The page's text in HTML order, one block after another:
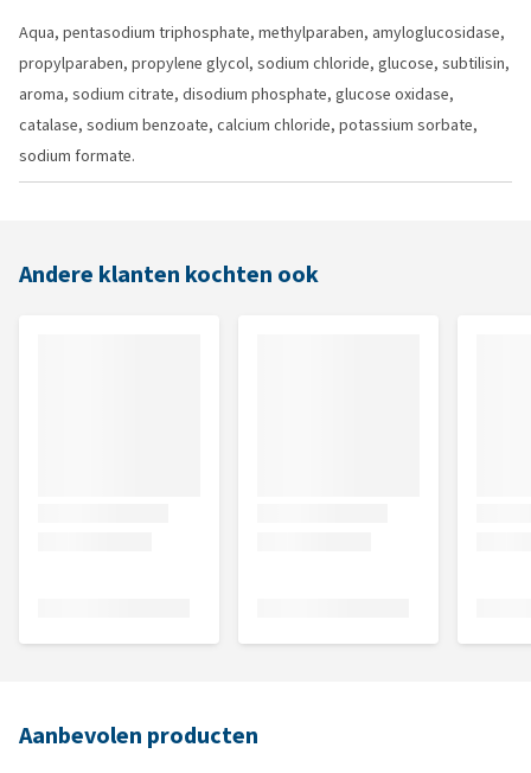
Aqua, pentasodium triphosphate, methylparaben, amyloglucosidase,
propylparaben, propylene glycol, sodium chloride, glucose, subtilisin,
aroma, sodium citrate, disodium phosphate, glucose oxidase,
catalase, sodium benzoate, calcium chloride, potassium sorbate,
sodium formate.
Andere klanten kochten ook
Aanbevolen producten